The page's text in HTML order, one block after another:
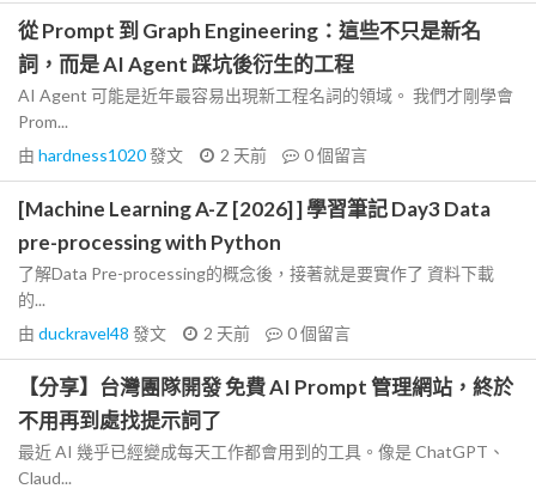
從 Prompt 到 Graph Engineering：這些不只是新名
詞，而是 AI Agent 踩坑後衍生的工程
AI Agent 可能是近年最容易出現新工程名詞的領域。 我們才剛學會
Prom...
由 hardness1020發文 2 天前 0個留言
[Machine Learning A-Z [2026] ] 學習筆記 Day3 Data
pre-processing with Python
了解Data Pre-processing的概念後，接著就是要實作了 資料下載
的...
由 duckravel48 發文 2 天前 0個留言
【分享】台灣團隊開發 免費 AI Prompt 管理網站，終於
不用再到處找提示詞了
最近 AI 幾乎已經變成每天工作都會用到的工具。像是 ChatGPT、
Claud...